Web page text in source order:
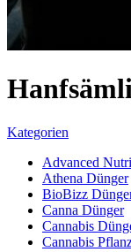
Kategorien
Advanced
Athena Dünger
BioBizz
Canna Dünger
Cannabis
Cannabis